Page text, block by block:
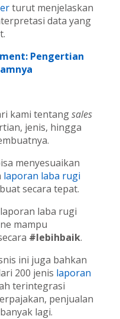
turut menjelaskan
data yang
Pengertian
kami tentangsales
jenis, hingga
menyesuaikan
laporan laba rugi
secara tepat.
laba rugi
mampu
#lebihbaik.
ini juga bahkan
200 jenis laporan
terintegrasi
penjualan
lagi.